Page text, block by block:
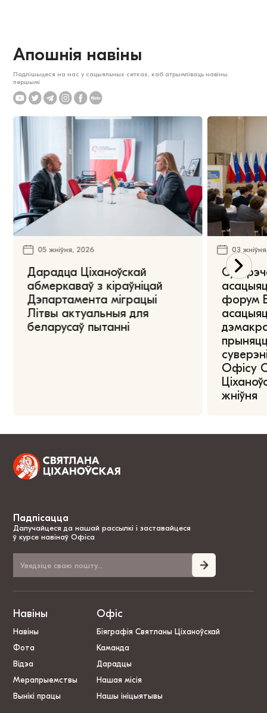
Апошнія навіны
Падпішыцеся на нас у сацыяльных сетках, каб атрымліваць навіны
першымі
05 жніўня, 2026
Дарадца Ціханоўскай
абмеркаваў з кіраўніцай
Дэпартамента міграцыі
Літвы актуальныя для
беларусаў пытанні
03
форум
Офісу
жніўня
Падпісацца
Далучайцеся да нашай рассылкі і заставайцеся
ў курсе навінаў Офіса
Навіны
Навіны
Фота
Відэа
Мерапрыемствы
Вынікі працы
Офіс
Біяграфія Святланы Ціханоўскай
Каманда
Дарадцы
Нашая місія
Нашы ініцыятывы